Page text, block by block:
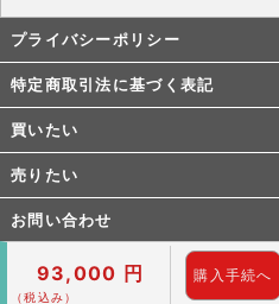
プライバシーポリシー
特定商取引法に基づく表記
買いたい
売りたい
お問い合わせ
Copyright © 1999- 2026
93,000 円
（税込み）
購入手続へ